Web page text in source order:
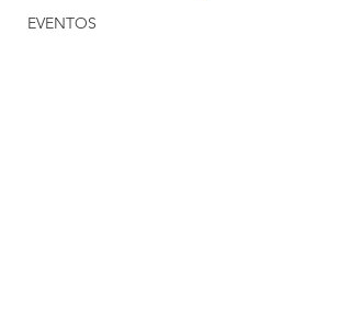
EVENTOS